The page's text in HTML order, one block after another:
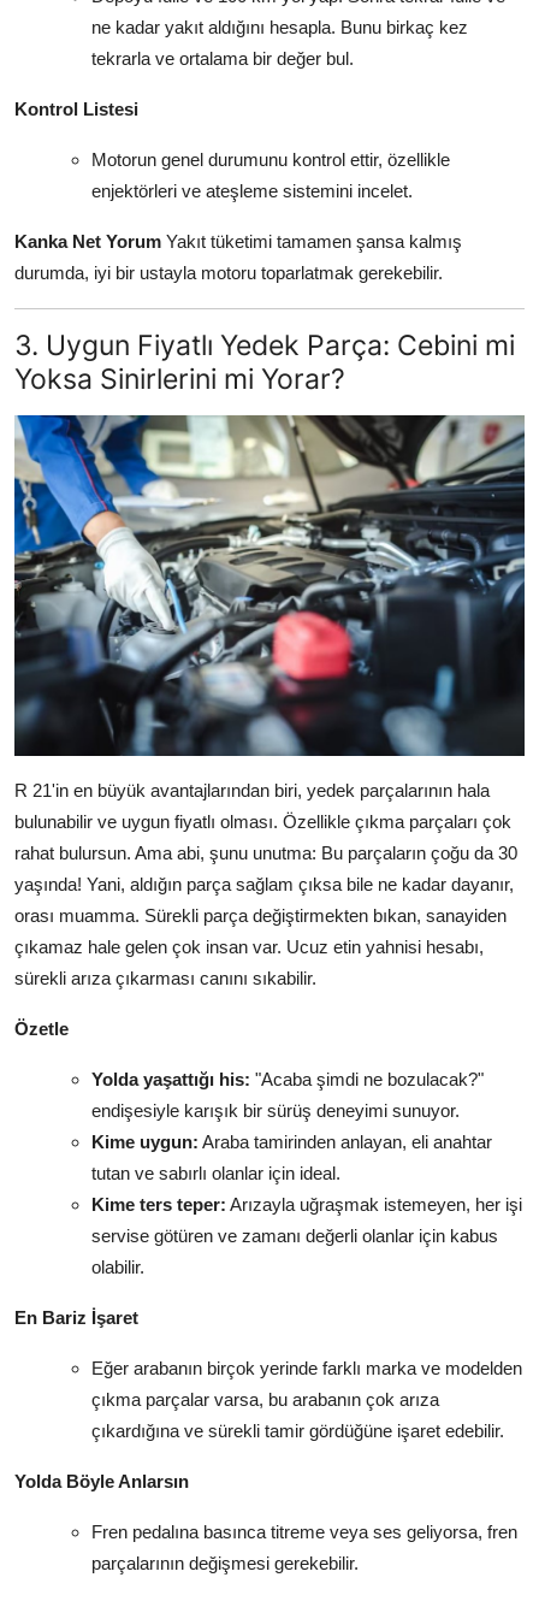
ne kadar yakıt aldığını hesapla. Bunu birkaç kez
tekrarla ve ortalama bir değer bul.
Kontrol Listesi
Motorun genel durumunu kontrol ettir, özellikle
enjektörleri ve ateşleme sistemini incelet.
Kanka Net Yorum Yakıt tüketimi tamamen şansa kalmış
durumda, iyi bir ustayla motoru toparlatmak gerekebilir.
3. Uygun Fiyatlı Yedek Parça: Cebini mi
Yoksa Sinirlerini mi Yorar?
R 21'in en büyük avantajlarından biri, yedek parçalarının hala
bulunabilir ve uygun fiyatlı olması. Özellikle çıkma parçaları çok
rahat bulursun. Ama abi, şunu unutma: Bu parçaların çoğu da 30
yaşında! Yani, aldığın parça sağlam çıksa bile ne kadar dayanır,
orası muamma. Sürekli parça değiştirmekten bıkan, sanayiden
çıkamaz hale gelen çok insan var. Ucuz etin yahnisi hesabı,
sürekli arıza çıkarması canını sıkabilir.
Özetle
Yolda yaşattığı his: "Acaba şimdi ne bozulacak?"
endişesiyle karışık bir sürüş deneyimi sunuyor.
Kime uygun: Araba tamirinden anlayan, eli anahtar
tutan ve sabırlı olanlar için ideal.
Kime ters teper: Arızayla uğraşmak istemeyen, her işi
servise götüren ve zamanı değerli olanlar için kabus
olabilir.
En Bariz İşaret
Eğer arabanın birçok yerinde farklı marka ve modelden
çıkma parçalar varsa, bu arabanın çok arıza
çıkardığına ve sürekli tamir gördüğüne işaret edebilir.
Yolda Böyle Anlarsın
Fren pedalına basınca titreme veya ses geliyorsa, fren
parçalarının değişmesi gerekebilir.